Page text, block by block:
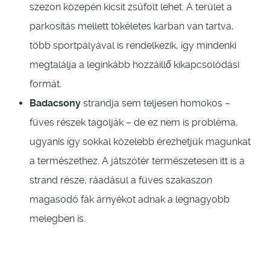
szezon közepén kicsit zsúfolt lehet. A terület a
parkosítás mellett tökéletes karban van tartva,
több sportpályával is rendelkezik, így mindenki
megtalálja a leginkább hozzáillő kikapcsolódási
formát.
Badacsony strandja sem teljesen homokos –
füves részek tagolják – de ez nem is probléma,
ugyanis így sokkal közelebb érezhetjük magunkat
a természethez. A játszótér természetesen itt is a
strand része, ráadásul a füves szakaszon
magasodó fák árnyékot adnak a legnagyobb
melegben is.